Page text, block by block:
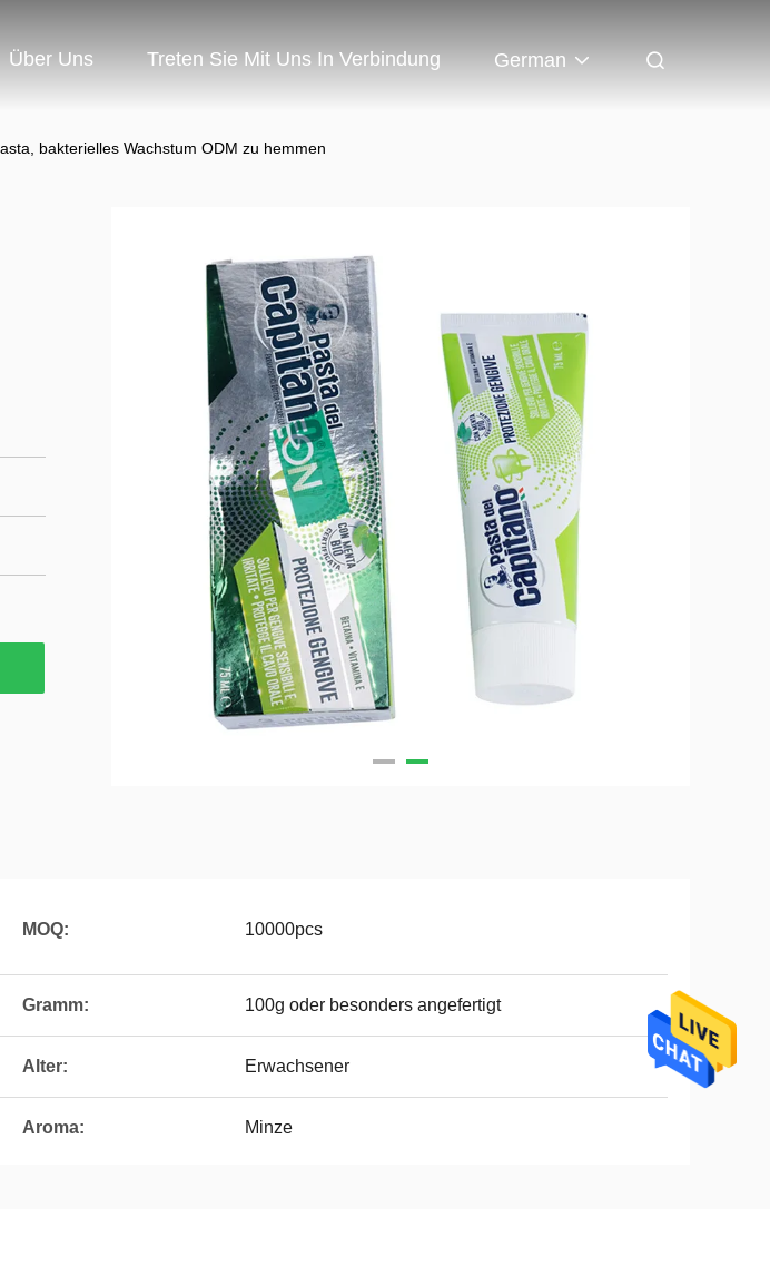
Über Uns Treten Sie Mit Uns In Verbindung German
bakterielles Wachstum ODM zu hemmen
MOQ: 10000pcs
Gramm: 100g oder besonders angefertigt
Alter: Erwachsener
Aroma: Minze